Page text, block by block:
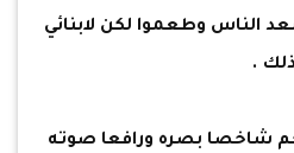
الناس وطعموا لكن لابنائي
.
شاخصا بصره ورافعا صوته